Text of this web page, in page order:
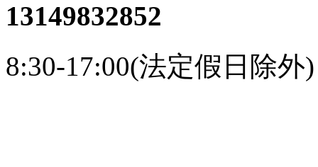
13149832852
8:30-17:00(法定假日除外)